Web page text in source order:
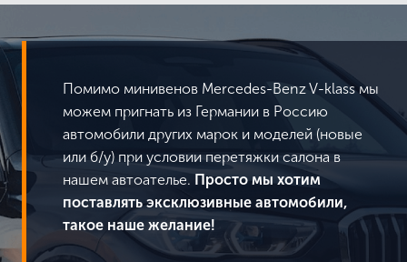
Помимо минивенов Mercedes-Benz V-klass мы
можем пригнать из Германии в Россию
автомобили других марок и моделей (новые
или б/у) при условии перетяжки салона в
нашем автоателье.Просто мы хотим
поставлять эксклюзивные автомобили,
такое наше желание!